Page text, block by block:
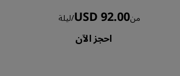
منUSD 92.00
/ليلة
احجز الآن